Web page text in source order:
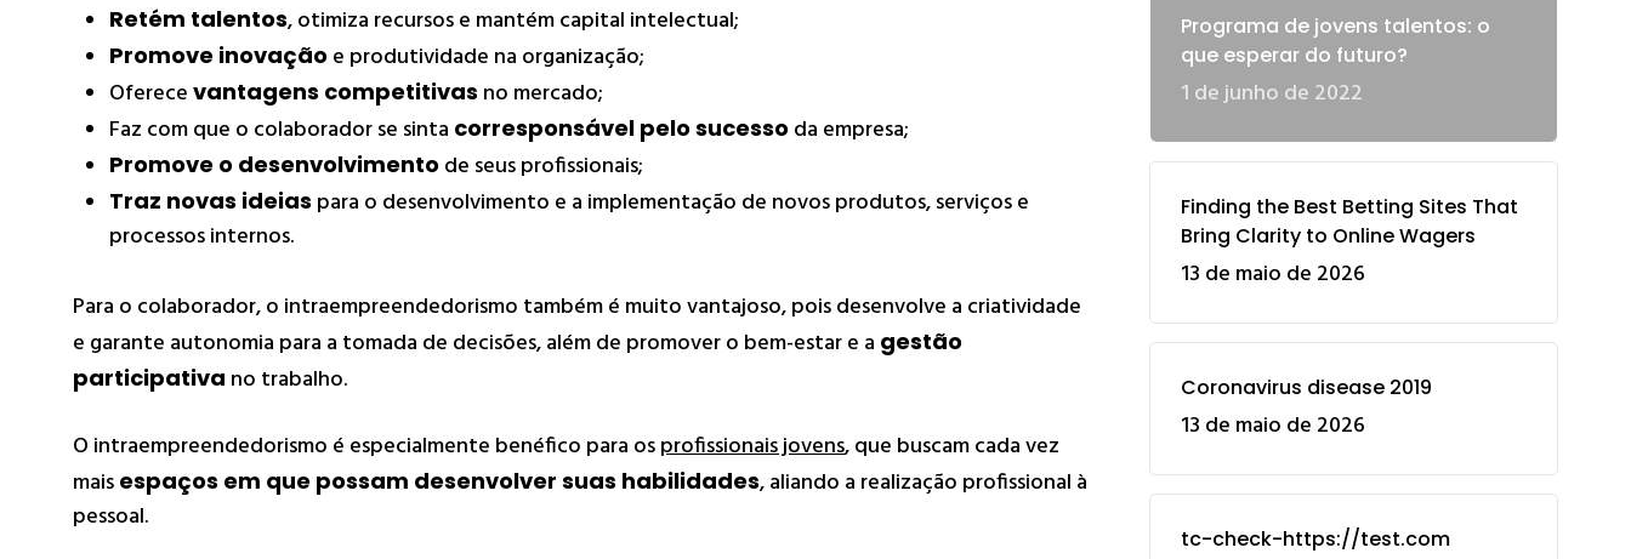
Retém talentos, otimiza recursos e mantém capital intelectual;
Promove inovação e produtividade na organização;
Oferece vantagens competitivas no mercado;
Faz com que o colaborador se sinta corresponsável pelo sucesso da empresa;
Promove o desenvolvimento de seus profissionais;
Traz novas ideias para o desenvolvimento e a implementação de novos produtos, serviços e
processos internos.
Para o colaborador, o intraempreendedorismo também é muito vantajoso, pois desenvolve a criatividade
e garante autonomia para a tomada de decisões, além de promover o bem-estar e a gestão
participativa no trabalho.
O intraempreendedorismo é especialmente benéfico para osprofissionais jovens, que buscam cada vez
mais espaços em que possam desenvolver suas habilidades, aliando a realização profissional à
pessoal.
Programa de jovens talentos: o
que esperar do futuro?
1 de junho de 2022
Finding the Best Betting Sites That
Bring Clarity to Online Wagers
13 de maio de 2026
Coronavirus disease 2019
13 de maio de 2026
tc-check-https://test.com